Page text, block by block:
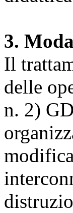
3.
Il
delle
n. 2)